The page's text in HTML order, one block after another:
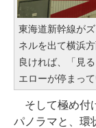
東海道新幹線が
ネルを出て横浜
良ければ、「見
エローが停まっ
そして極め付
パノラマと、環